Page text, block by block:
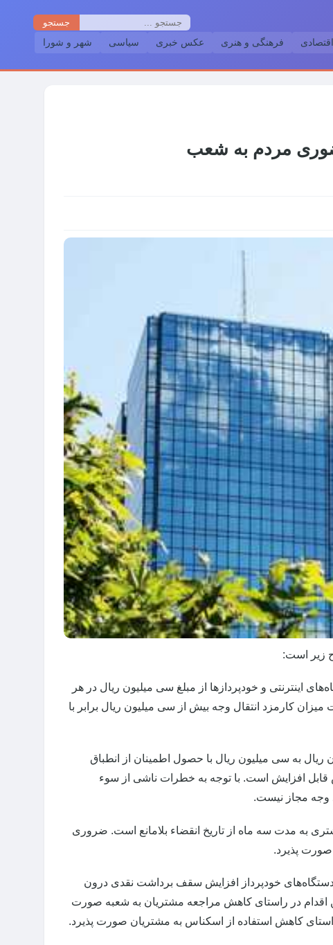
جستجو
اقتصادی فرهنگی و هنری عکس خبری سیاسی شهر و شورا
مردم به شعب
زیر است:
اینترنتی و خودپردازها از مبلغ سی میلیون ریال در هر
میزان کارمزد انتقال وجه بیش از سی میلیون ریال برابر با
به سی میلیون ریال با حصول اطمینان از انطباق
قابل افزایش است. با توجه به خطرات ناشی از سوء
وجه مجاز نیست.
به مدت سه ماه از تاریخ انقضاء بلامانع است. ضروری
پذیرد.
خودپرداز افزایش سقف برداشت نقدی درون
اقدام در راستای کاهش مراجعه مشتریان به شعبه صورت
کاهش استفاده از اسکناس به مشتریان صورت پذیرد.